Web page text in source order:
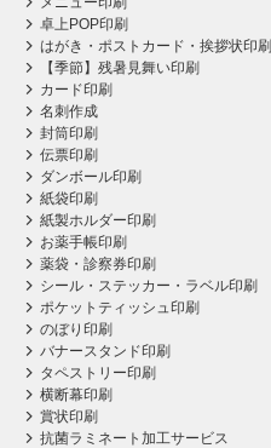
卓上POP印刷
はがき・ポストカード・挨拶状印刷
【季節】残暑見舞い印刷
カード印刷
名刺作成
封筒印刷
伝票印刷
ダンボール印刷
紙袋印刷
紙製ホルダー印刷
お薬手帳印刷
薬袋・診察券印刷
シール・ステッカー・ラベル印刷
ポケットティッシュ印刷
のぼり印刷
バナースタンド印刷
タペストリー印刷
横断幕印刷
賞状印刷
抗菌ラミネート加工サービス